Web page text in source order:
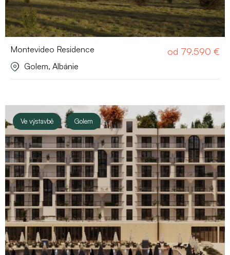
Montevideo Residence od 79.590 €
Golem, Albánie
Ve výstavbě Golem